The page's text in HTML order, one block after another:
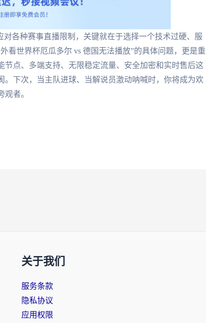
各种赛事直播限制，关键就在于选择一个技术过硬、服
看世界杯厄瓜多尔 vs 德国无法播放”的具体问题，更是重
点、多端支持、无限稳定流量、安全加密和实时售后这
下次，当主队进球、当解说员激动呐喊时，你将成为欢
者。
关于我们
服务条款
隐私协议
应用权限